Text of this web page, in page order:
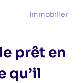
Immobilier
prêt en
qu’il